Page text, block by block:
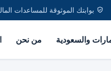
بوابتك الموثوقة للمساعدات
والسعودية من نحن